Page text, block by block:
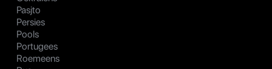
Pasjto
Persies
Pools
Portugees
Roemeens